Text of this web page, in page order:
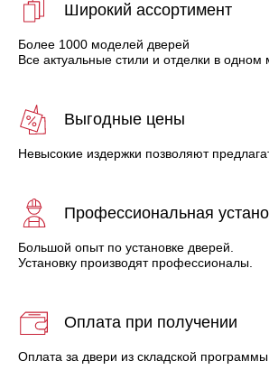
Широкий ассортимент
Более 1000 моделей дверей
Все актуальные стили и отделки в одном
Выгодные цены
Невысокие издержки позволяют
Профессиональная
Большой опыт по установке дверей.
Установку производят профессионалы.
Оплата при получении
Оплата за двери из складской